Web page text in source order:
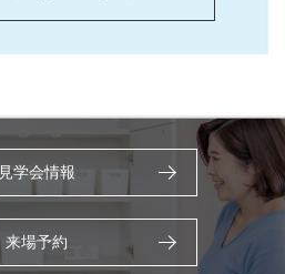
見学会情報
来場予約